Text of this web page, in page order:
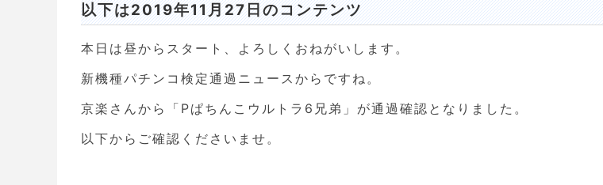
以下は2019年11月27日のコンテンツ
本日は昼からスタート、よろしくおねがいします。
新機種パチンコ検定通過ニュースからですね。
京楽さんから「Pぱちんこウルトラ6兄弟」が通過確認となりました。
以下からご確認くださいませ。